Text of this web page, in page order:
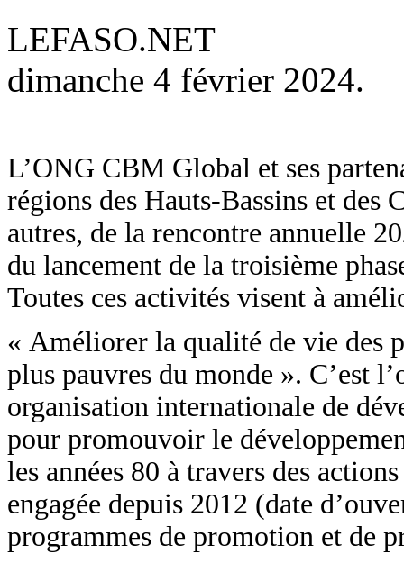
LEFASO.NET
dimanche 4 février 2024.
L’ONG CBM Global et ses
régions des Hauts-Bassins et des
autres, de la rencontre annuelle
du lancement de la troisième
Toutes ces activités visent à
« Améliorer la qualité de vie des
plus pauvres du monde ». C’est
organisation internationale de
pour promouvoir le
les années 80 à travers des
engagée depuis 2012 (date
programmes de promotion et de